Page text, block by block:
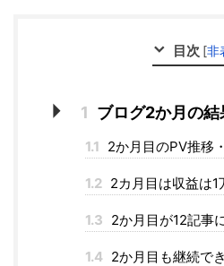
目次 [非
1 ブログ2か月の結
1.1 2か月目のPV推移
1.2 2カ月目は収益は1
1.3 2か月目が12記事
1.4 2か月目も継続で